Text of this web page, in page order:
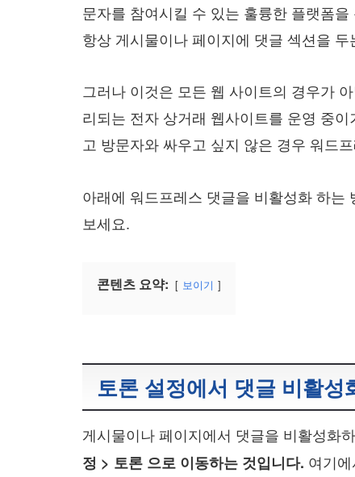
문자를 참여시킬 수 있는 훌륭한 플랫폼
항상 게시물이나 페이지에 댓글 섹션을
그러나 이것은 모든 웹 사이트의 경우가
리되는 전자 상거래 웹사이트를 운영 중
고 방문자와 싸우고 싶지 않은 경우 워드
아래에 워드프레스 댓글을 비활성화 하는
보세요.
콘텐츠 요약: 보이기
토론 설정에서 댓글 비활
게시물이나 페이지에서 댓글을 비활성화
정 > 토론 으로 이동하는 것입니다. 여기